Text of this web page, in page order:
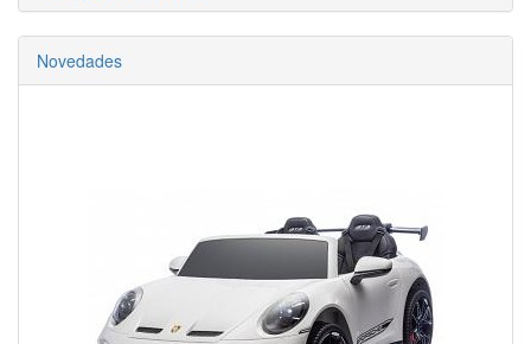
Novedades